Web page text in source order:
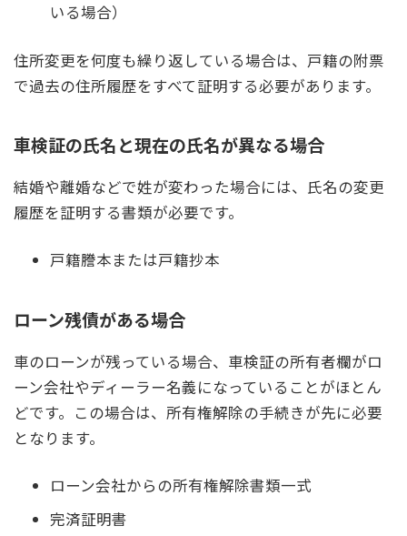
いる場合）
住所変更を何度も繰り返している場合は、戸籍の附票
で過去の住所履歴をすべて証明する必要があります。
車検証の氏名と現在の氏名が異なる場合
結婚や離婚などで姓が変わった場合には、氏名の変更
履歴を証明する書類が必要です。
戸籍謄本または戸籍抄本
ローン残債がある場合
車のローンが残っている場合、車検証の所有者欄がロ
ーン会社やディーラー名義になっていることがほとん
どです。この場合は、所有権解除の手続きが先に必要
となります。
ローン会社からの所有権解除書類一式
完済証明書